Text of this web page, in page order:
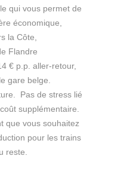
qui vous permet de
économique,
la Côte,
Flandre
€ p.p. aller-retour,
gare belge.
Pas de stress lié
supplémentaire.
que vous souhaitez
pour les trains
reste.